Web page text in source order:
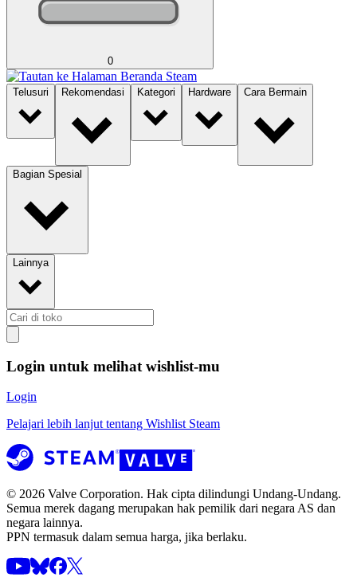
0
Telusuri Rekomendasi Kategori Hardware Cara Bermain
Bagian Spesial
Lainnya
Login untuk melihat wishlist-mu
Login
Pelajari lebih lanjut tentang Wishlist Steam
© 2026 Valve Corporation. Hak cipta dilindungi Undang-Undang.
Semua merek dagang merupakan hak pemilik dari negara AS dan
negara lainnya.
PPN termasuk dalam semua harga, jika berlaku.